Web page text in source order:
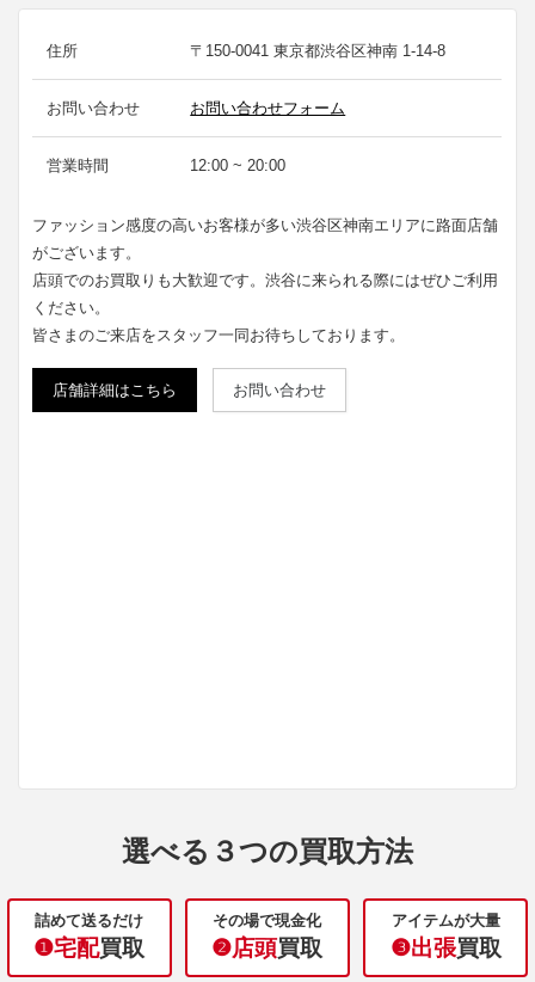
住所 〒150-0041 東京都渋谷区神南 1-14-8
お問い合わせ お問い合わせフォーム
営業時間 12:00 ~ 20:00
ファッション感度の高いお客様が多い渋谷区神南エリアに路面店舗
がございます。
店頭でのお買取りも大歓迎です。渋谷に来られる際にはぜひご利用
ください。
皆さまのご来店をスタッフ一同お待ちしております。
店舗詳細はこちら お問い合わせ
選べる３つの買取方法
詰めて送るだけ
❶宅配買取
その場で現金化
❷店頭買取
アイテムが大量
❸出張買取